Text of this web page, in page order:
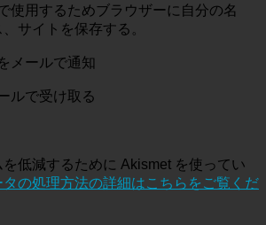
使用するためブラウザーに自分の名
サイトを保存する。
メールで通知
ルで受け取る
を低減するために Akismet を使ってい
タの処理方法の詳細はこちらをご覧くだ